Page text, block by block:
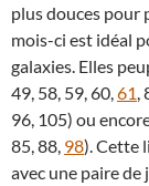
plus douces pour
mois-ci est idéal
galaxies. Elles
49, 58, 59, 60,61,
96, 105) ou
85, 88, 98). Cette
avec une paire de